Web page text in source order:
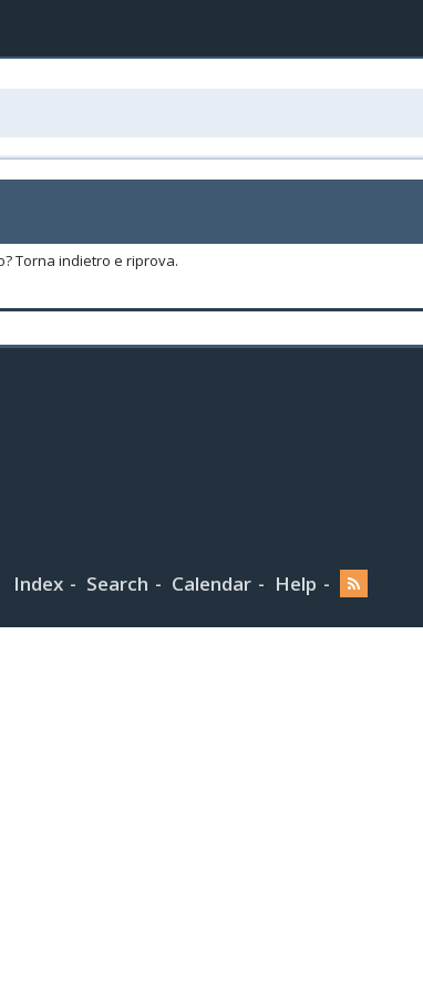
Torna indietro e riprova.
Index Search Calendar Help